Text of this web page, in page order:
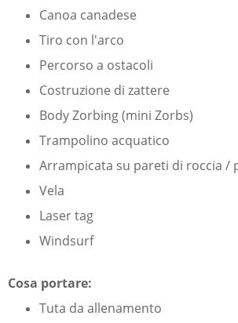
Canoa canadese
Tiro con l'arco
Percorso a ostacoli
Costruzione di zattere
Body Zorbing (mini Zorbs)
Trampolino acquatico
Arrampicata su pareti di roccia /
Vela
Laser tag
Windsurf
Cosa portare:
Tuta da allenamento